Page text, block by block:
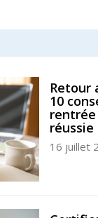
Retour
10
réussie
16 juillet